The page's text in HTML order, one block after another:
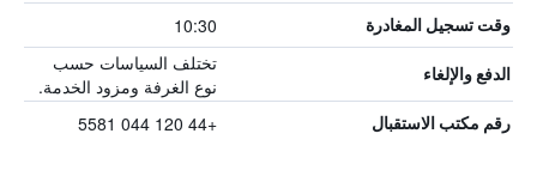
وقت تسجيل المغادرة 10:30
الدفع والإلغاء
تختلف السياسات حسب
نوع الغرفة ومزود الخدمة.
رقم مكتب الاستقبال +44 120 044 5581